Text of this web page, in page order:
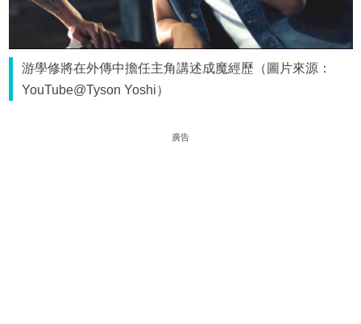
游學修將在外傳中擔任主角講述成魔經歷（圖片來源：
YouTube@Tyson Yoshi）
廣告